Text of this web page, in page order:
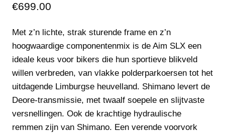
€699.00
Met z’n lichte, strak sturende frame en z’n
hoogwaardige componentenmix is de Aim SLX een
ideale keus voor bikers die hun sportieve blikveld
willen verbreden, van vlakke polderparkoersen tot het
uitdagende Limburgse heuvelland. Shimano levert de
Deore-transmissie, met twaalf soepele en slijtvaste
versnellingen. Ook de krachtige hydraulische
remmen zijn van Shimano. Een verende voorvork